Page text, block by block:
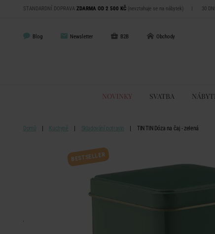
STANDARDNÍ DOPRAVA ZDARMA OD 2 500 KČ (nevztahuje se na nábytek) | 30
Blog Newsletter B2B Obchody
NOVINKY SVATBA
Domů Kuchyně Skladování potravin TIN TIN Dóza na čaj - zelená
BESTSELLER